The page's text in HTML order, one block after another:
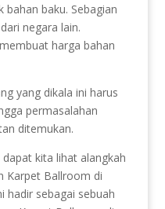
baku. Sebagian
negara lain.
harga bahan
yang dikala ini harus
permasalahan
ditemukan.
kita lihat alangkah
Karpet Ballroom di
hadir sebagai sebuah